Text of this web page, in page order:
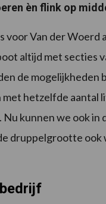
èn flink op
Van der Woerd
altijd met secties
de mogelijkheden
hetzelfde aantal
kunnen we ook in
druppelgrootte ook